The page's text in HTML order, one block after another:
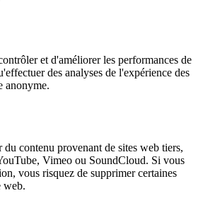
et d'améliorer les performances de
des analyses de l'expérience des
anonyme.
du contenu provenant de sites web tiers,
Vimeo ou SoundCloud. Si vous
vous risquez de supprimer certaines
web.